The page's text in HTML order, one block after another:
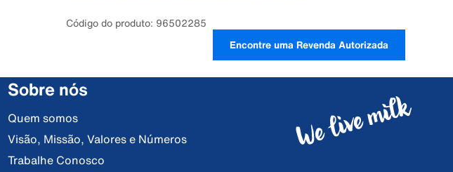
Código do produto: 96502285
Encontre uma Revenda Autorizada
Sobre nós
Quem somos
Visão, Missão, Valores e Números
Trabalhe Conosco